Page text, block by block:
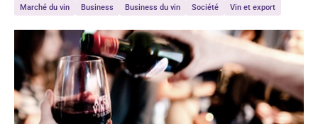
Marché du vin Business Business du vin Société Vin et export